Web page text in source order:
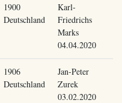
1900
Deutschland
Karl-
Friedrichs
Marks
04.04.2020
1906
Deutschland
Jan-Peter
Zurek
03.02.2020